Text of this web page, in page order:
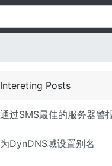
Intereting Posts
通过SMS最佳的服务器警
为DynDNS域设置别名